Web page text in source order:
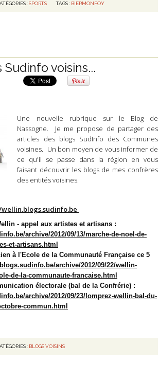
:SPORTS TAGS : BIERMONFOY
voisins...
Une nouvelle rubrique sur le Blog de
Nassogne. Je me propose de partager des
articles des blogs SudInfo des Communes
voisines. Un bon moyen de vous informer de
ce qu'il se passe dans la région en vous
faisant découvrir les blogs de mes confrères
des entités voisines.
- appel aux artistes et artisans :
archive/2012/09/13/marche-de-noel-de-
et-artisans.html
à l'Ecole de la Communauté Française ce 5
archive/2012/09/22/wellin-
de-la-communaute-francaise.html
électorale (bal de la Confrérie) :
archive/2012/09/23/lomprez-wellin-bal-du-
commun.html
: BLOGS VOISINS